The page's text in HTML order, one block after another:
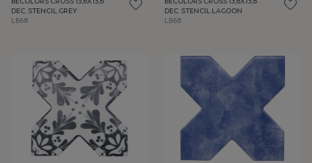
DEC. STENCIL GREY
LB68
DEC. STENCIL LAGOON
LB68